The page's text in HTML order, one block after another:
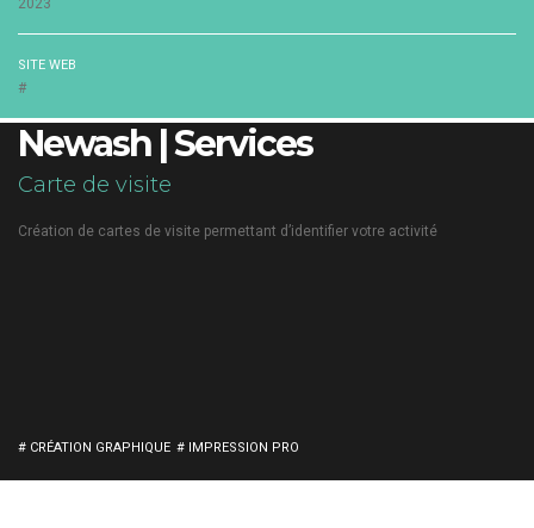
2023
SITE WEB
#
Newash | Services
Carte de visite
Création de cartes de visite permettant d’identifier votre activité
# CRÉATION GRAPHIQUE # IMPRESSION PRO